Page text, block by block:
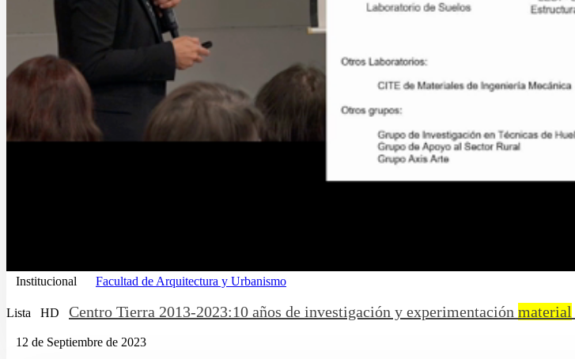
Institucional Facultad de Arquitectura y Urbanismo
Lista HD Centro Tierra 2013-2023:10 años de investigación y experimentación material
12 de Septiembre de 2023